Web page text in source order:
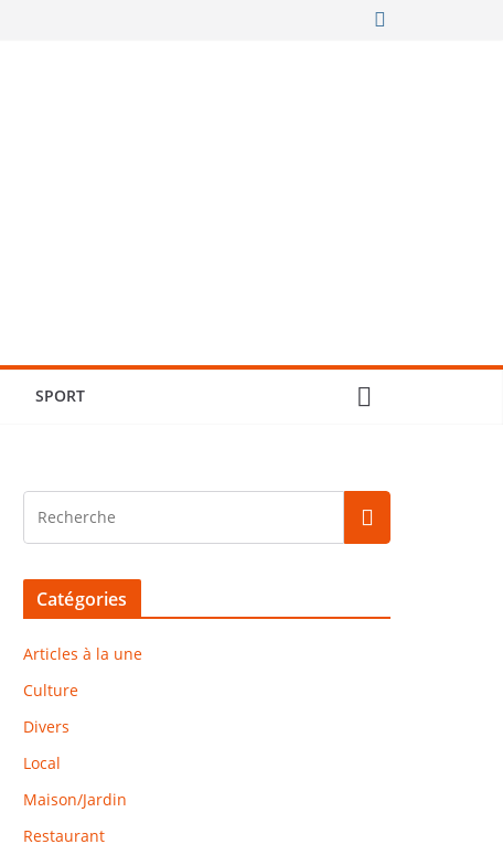
SPORT
Catégories
Articles à la une
Culture
Divers
Local
Maison/Jardin
Restaurant